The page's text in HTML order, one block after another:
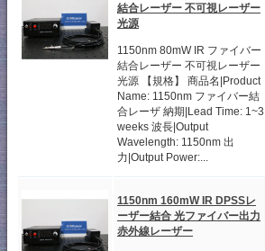
結合レーザー 不可視レーザー
光源
1150nm 80mW IR ファイバー
結合レーザー 不可視レーザー
光源 【規格】 商品名|Product
Name: 1150nm ファイバー結
合レーザ 納期|Lead Time: 1~3
weeks 波長|Output
Wavelength: 1150nm 出
力|Output Power:...
1150nm 160mW IR DPSSレ
ーザー結合 光ファイバー出力
赤外線レーザー